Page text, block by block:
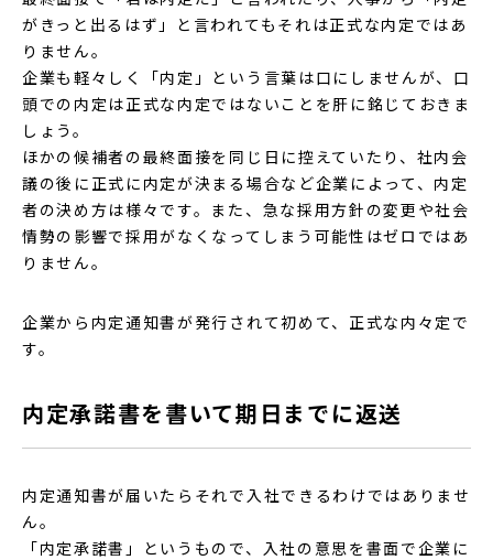
がきっと出るはず」と言われてもそれは正式な内定ではあ
りません。
企業も軽々しく「内定」という言葉は口にしませんが、口
頭での内定は正式な内定ではないことを肝に銘じておきま
しょう。
ほかの候補者の最終面接を同じ日に控えていたり、社内会
議の後に正式に内定が決まる場合など企業によって、内定
者の決め方は様々です。また、急な採用方針の変更や社会
情勢の影響で採用がなくなってしまう可能性はゼロではあ
りません。
企業から内定通知書が発行されて初めて、正式な内々定で
す。
内定承諾書を書いて期日までに返送
内定通知書が届いたらそれで入社できるわけではありませ
ん。
「内定承諾書」というもので、入社の意思を書面で企業に